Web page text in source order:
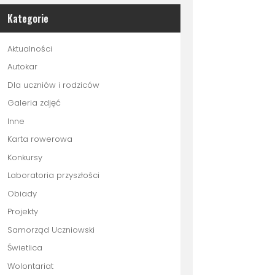
Kategorie
Aktualności
Autokar
Dla uczniów i rodziców
Galeria zdjęć
Inne
Karta rowerowa
Konkursy
Laboratoria przyszłości
Obiady
Projekty
Samorząd Uczniowski
Świetlica
Wolontariat